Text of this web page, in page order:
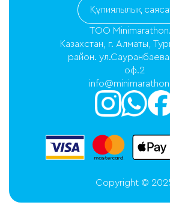
Құпиялылық
ТОО
Казахстан, г. Алматы,
район.
оф.2
Copyright ©